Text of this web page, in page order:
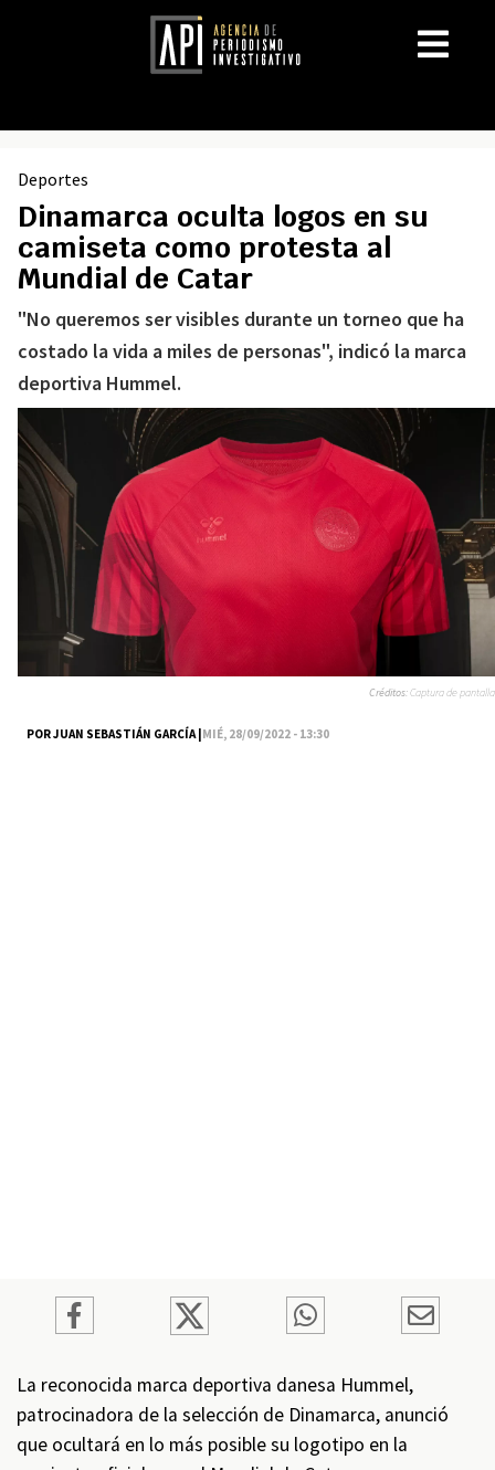
Deportes
Dinamarca oculta logos en su
camiseta como protesta al
Mundial de Catar
"No queremos ser visibles durante un torneo que ha
costado la vida a miles de personas", indicó la marca
deportiva Hummel.
POR JUAN SEBASTIÁN GARCÍA |MIÉ, 28/09/2022 - 13:30
Créditos:Captura de pantalla
La reconocida marca deportiva danesa Hummel,
patrocinadora de la selección de Dinamarca, anunció
que ocultará en lo más posible su logotipo en la